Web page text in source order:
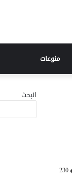
منوعات
230
البحث